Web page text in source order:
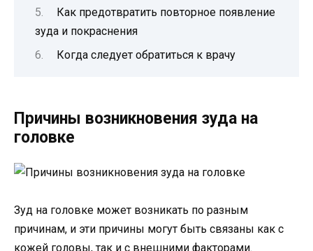
Как предотвратить повторное появление
зуда и покраснения
Когда следует обратиться к врачу
Причины возникновения зуда на
головке
Зуд на головке может возникать по разным
причинам, и эти причины могут быть связаны как с
кожей головы, так и с внешними факторами.